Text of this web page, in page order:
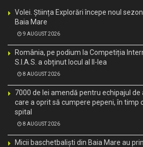
Volei. Știința Explorări începe noul
Baia Mare
9 AUGUST 2026
România, pe podium la Competiția
S.I.A.S. a obținut locul al II-lea
8 AUGUST 2026
7000 de lei amendă pentru echipajul
care a oprit să cumpere pepeni, în timp
spital
8 AUGUST 2026
Micii baschetbaliști din Baia Mare au